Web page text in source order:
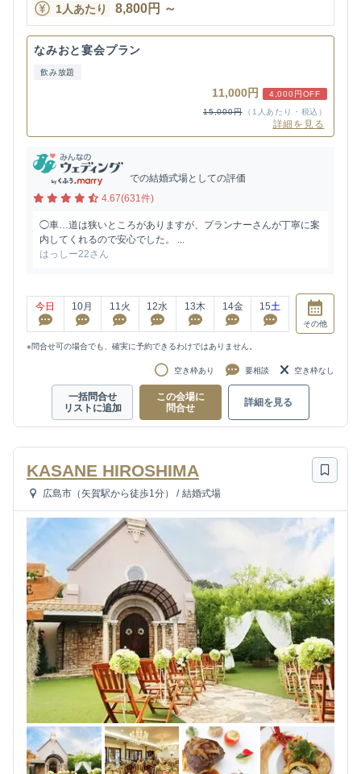
1人あたり 8,800円 ～
なみおと宴会プラン
飲み放題
11,000円
4,000円OFF
15,000円
（1人あたり・税込）
詳細を見る
での結婚式場としての評価
4.67(631件)
◯車…道は狭いところがありますが、プランナーさんが丁寧に案
内してくれるので安心でした。 ...
はっしー22さん
今日 10月 11火 12水 13木 14金 15土
その他
※問合せ可の場合でも、確実に予約できるわけではありません。
空き枠あり 要相談 空き枠なし
一括問合せ
リストに追加
この会場に
問合せ
詳細を見る
KASANE HIROSHIMA
広島市（矢賀駅から徒歩1分） / 結婚式場